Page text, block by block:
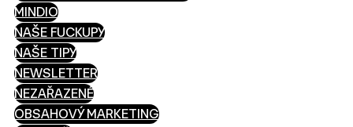
MINDIO
NAŠE FUCKUPY
NAŠE TIPY
NEWSLETTER
NEZAŘAZENÉ
OBSAHOVÝ MARKETING